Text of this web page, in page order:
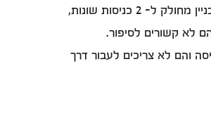
השכן שהניח את הדברים בחוץ טוען שהיחיד שמפריע לו שיש דברים בחוץ זה שכן אחד בלבד מאחר והמחסנים שלהם אחד ליד השני (נבהיר כי הבניין מחולק ל- 2 כניסות שונות,
והם לא צריכים לעבור דרך